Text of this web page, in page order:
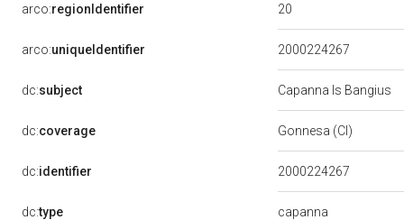
arco:regionIdentifier 20
arco:uniqueIdentifier 2000224267
dc:subject Capanna Is Bangius
dc:coverage Gonnesa (CI)
dc:identifier 2000224267
dc:type capanna